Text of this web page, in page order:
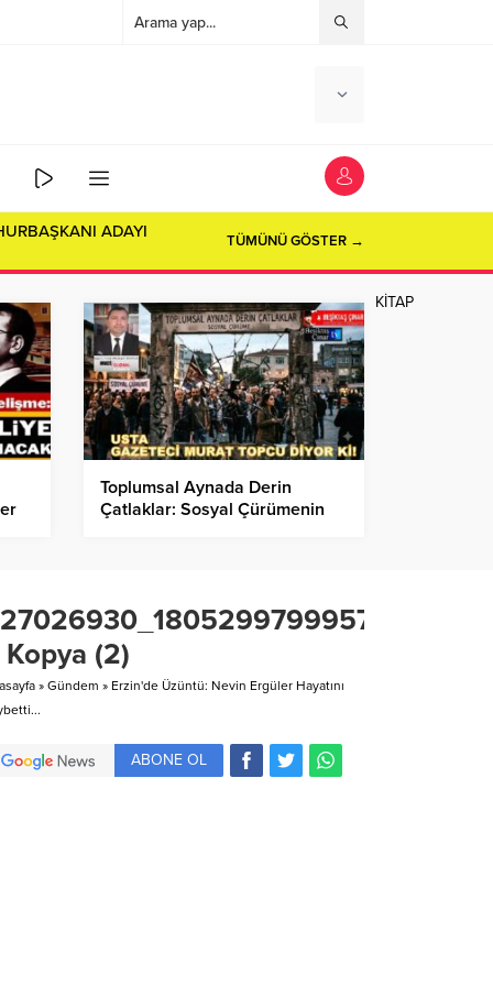
ADAYI
TÜMÜNÜ GÖSTER →
KİTAP
Toplumsal Aynada Derin
Çatlaklar: Sosyal Çürümenin
(2)
» Gündem » Erzin'de Üzüntü: Nevin Ergüler Hayatını
ABONE OL